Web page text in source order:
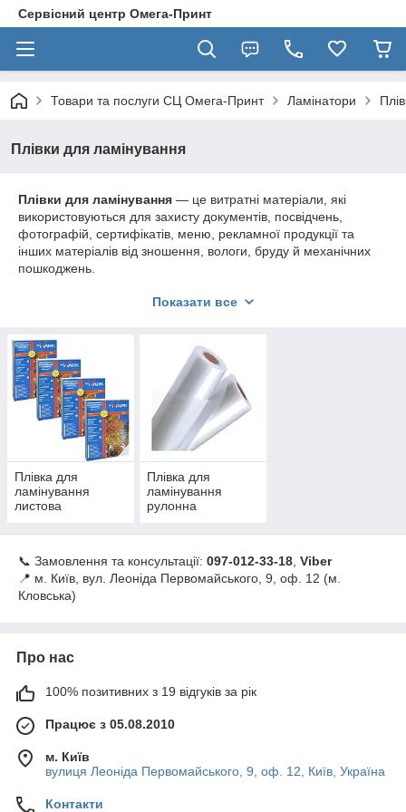
Сервісний центр Омега-Принт
Товари та послуги СЦ Омега-Принт Ламінатори
Плівки для ламінування
Плівки для ламінування — це витратні матеріали, які
використовуються для захисту документів, посвідчень,
фотографій, сертифікатів, меню, рекламної продукції та
інших матеріалів від зношення, вологи, бруду й механічних
пошкоджень.
найпоширеніший варіант, активується під дією
температури;
Плівка для холодного ламінування
для термочутливих матеріалів;
Глянцева та матова плівка — залежно від потреб
оформлення;
Розміри:від 54×86 мм (для бейджів) до форматів
A3, A2 і рулонів;
Товщина плівки:75, 100, 125, 175 і 250 мкм — для
Забезпечує довговічність та презентабельний вигляд
матеріалів;
друкарні.
отримати консультацію з підбору плівки та обслуговування
ламінаторів.
📞 Замовлення та консультації:
📍 м. Київ, вул. Леоніда Первомайського, 9, оф. 12 (м.
Кловська)
Показати все
Плівка для
ламінування
листова
Плівка для
ламінування
рулонна
📞 Замовлення та консультації: 097‑012‑33‑18 Viber
📍 м. Київ, вул. Леоніда Первомайського, 9, оф. 12 (м.
Кловська)
Про нас
100% позитивних з 19 відгуків за рік
Працює з 05.08.2010
м. Київ
вулиця Леоніда Первомайського, 9, оф. 12, Київ, Україна
Контакти